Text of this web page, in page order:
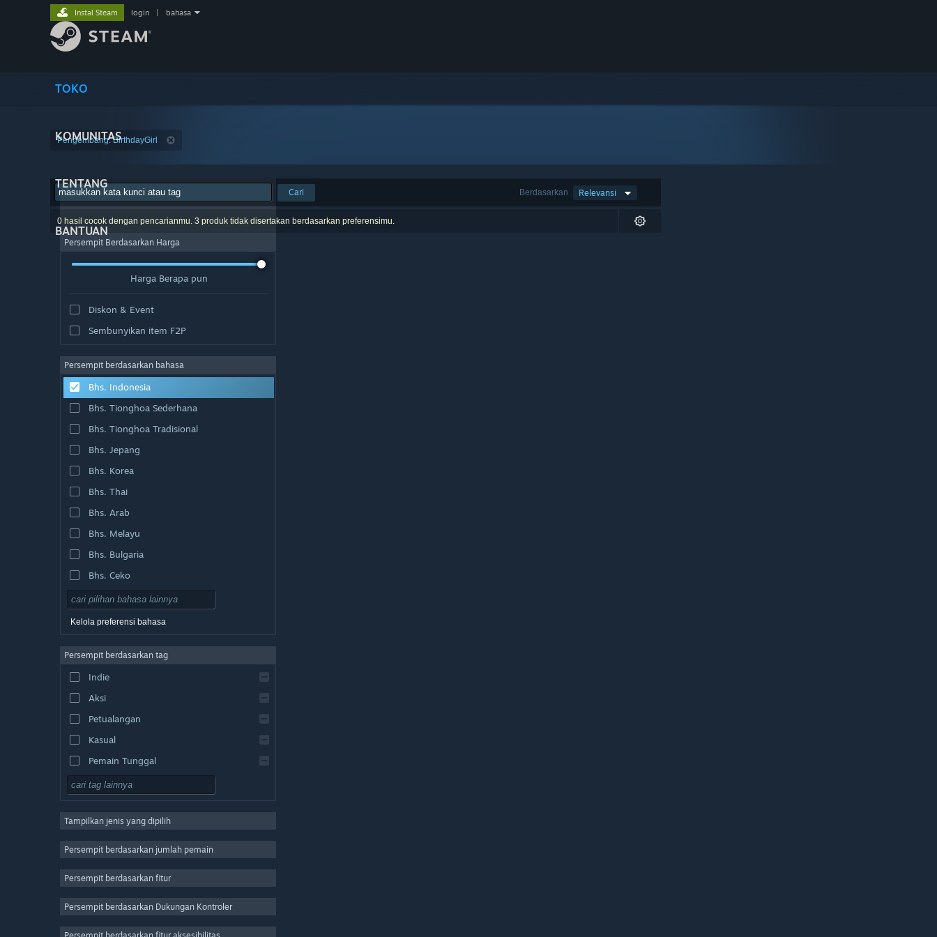
TOKO
KOMUNITAS
TENTANG
BANTUAN
Instal Steam login bahasa
Pengembang: BirthdayGirl
Berdasarkan Relevansi
Cari
0 hasil cocok dengan pencarianmu. 3 produk tidak disertakan berdasarkan preferensimu.
Persempit Berdasarkan Harga
Harga Berapa pun
Diskon & Event
Sembunyikan item F2P
Persempit berdasarkan bahasa
Bhs. Indonesia
Bhs. Tionghoa Sederhana
Bhs. Tionghoa Tradisional
Bhs. Jepang
Bhs. Korea
Bhs. Thai
Bhs. Arab
Bhs. Melayu
Bhs. Bulgaria
Bhs. Ceko
Bhs. Denmark
Bhs. Jerman
Bhs. Spanyol - Spanyol
Bhs. Spanyol - Amerika Latin
Bhs. Yunani
Kelola preferensi bahasa
Persempit berdasarkan tag
Indie
Aksi
Petualangan
Kasual
Pemain Tunggal
Simulasi
Strategi
2D
3D
F2P
Tampilkan jenis yang dipilih
Persempit berdasarkan jumlah pemain
Persempit berdasarkan fitur
Persempit berdasarkan Dukungan Kontroler